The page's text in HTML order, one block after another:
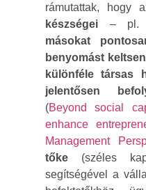
rámutattak, hogy
készségei – pl.
másokat
benyomást
különféle társas
jelentősen
(Beyond social
enhance
Management
tőke (széles
segítségével a